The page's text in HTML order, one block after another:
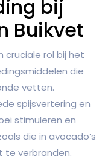
bij
Buikvet
cruciale rol bij het
die
vetten.
spijsvertering en
stimuleren en
die in avocado’s
te verbranden.